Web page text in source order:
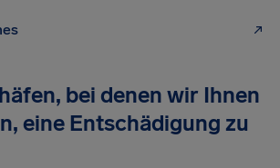
bei denen wir Ihnen
eine Entschädigung zu